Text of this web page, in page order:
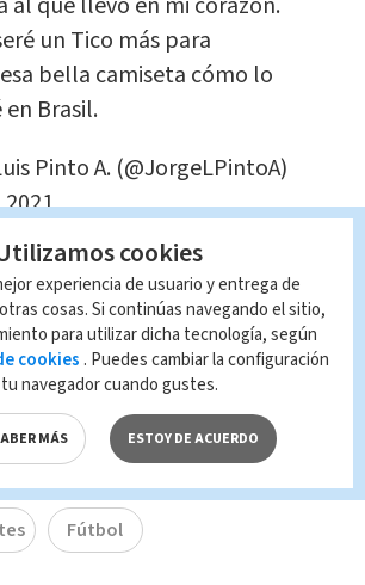
un Tico más para
bella camiseta cómo lo
Brasil.
Pinto A. (@JorgeLPintoA)
Te Recomendamos
Karina Ramos
denuncia mensajes
pasados de tono en
sus redes sociales
Entretenimiento Redacción
Fútbol
cookies
experiencia de usuario y entrega de
cosas. Si continúas navegando el sitio,
para utilizar dicha tecnología, según
cookies . Puedes cambiar la configuración
navegador cuando gustes.
MÁS ESTOY DE ACUERDO